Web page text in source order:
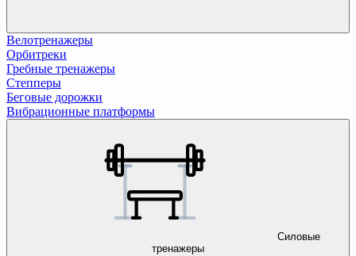
Велотренажеры
Орбитреки
Гребные тренажеры
Степперы
Беговые дорожки
Вибрационные платформы
Силовые
тренажеры